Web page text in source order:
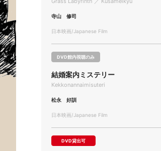
寺山 修司
日本映画/Japanese Film
DVD館内視聴のみ
結婚案内ミステリー
Kekkonannaimisuteri
松永 好訓
日本映画/Japanese Film
DVD貸出可